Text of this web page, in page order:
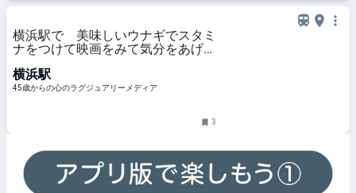
横浜駅で 美味しいウナギでスタミ
ナをつけて映画をみて気分をあげ
横浜駅
45歳からの心のラグジュアリーメディア
3